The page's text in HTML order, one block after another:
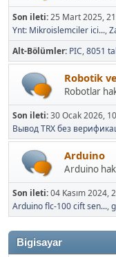
Son ileti:25 Mart 2025,
Ynt: Mikroislemciler ici...,
Alt-Bölümler PIC 8051
Robotik
Robotlar
Son ileti:30 Ocak 2026,
Вывод TRX без
Arduino
Arduino
Son ileti:04 Kasım 2024,
Arduino flc-100 cift sen...,
Bigisayar